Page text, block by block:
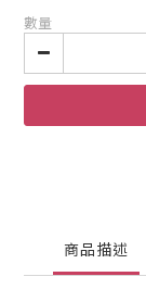
數量
商品描述